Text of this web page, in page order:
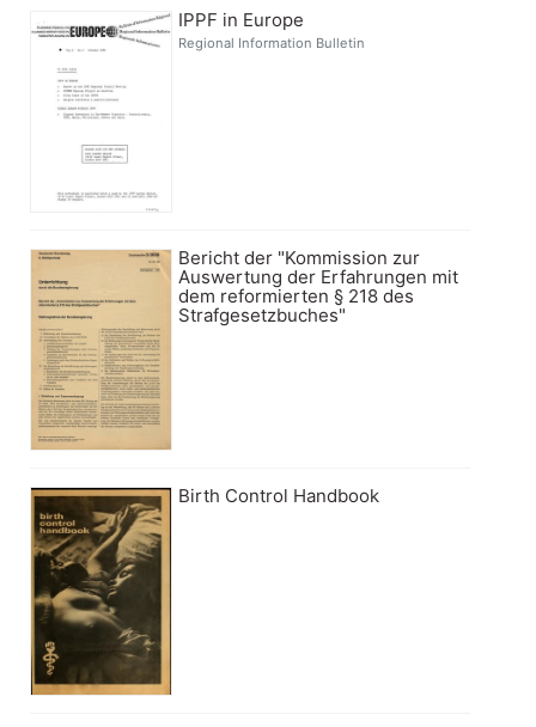
IPPF in Europe
Regional Information Bulletin
Bericht der "Kommission zur
Auswertung der Erfahrungen mit
dem reformierten § 218 des
Strafgesetzbuches"
Birth Control Handbook